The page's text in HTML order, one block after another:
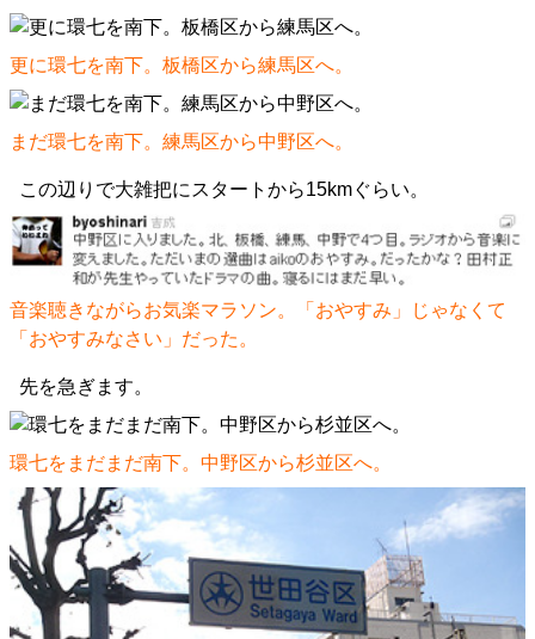
更に環七を南下。板橋区から練馬区へ。
まだ環七を南下。練馬区から中野区へ。
この辺りで大雑把にスタートから15kmぐらい。
音楽聴きながらお気楽マラソン。「おやすみ」じゃなくて
「おやすみなさい」だった。
先を急ぎます。
環七をまだまだ南下。中野区から杉並区へ。